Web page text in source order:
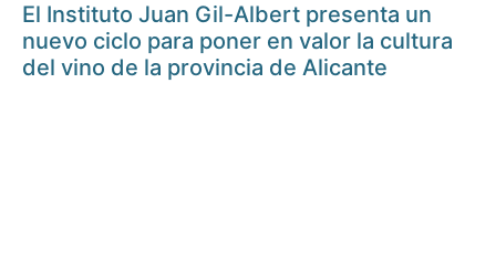
El Instituto Juan Gil-Albert presenta un
nuevo ciclo para poner en valor la cultura
del vino de la provincia de Alicante